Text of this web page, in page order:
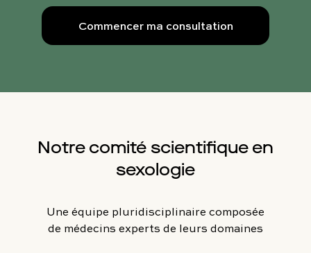
Commencer ma consultation
Notre comité scientifique en
sexologie
Une équipe pluridisciplinaire composée
de médecins experts de leurs domaines